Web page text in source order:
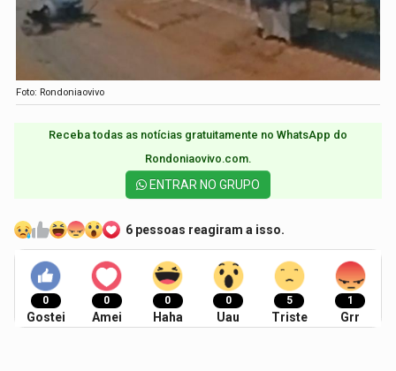
Foto: Rondoniaovivo
Receba todas as notícias gratuitamente no WhatsApp do
Rondoniaovivo.com.​
ENTRAR NO GRUPO
6 pessoas reagiram a isso.
0
Gostei
0
Amei
0
Haha
0
Uau
5
Triste
1
Grr